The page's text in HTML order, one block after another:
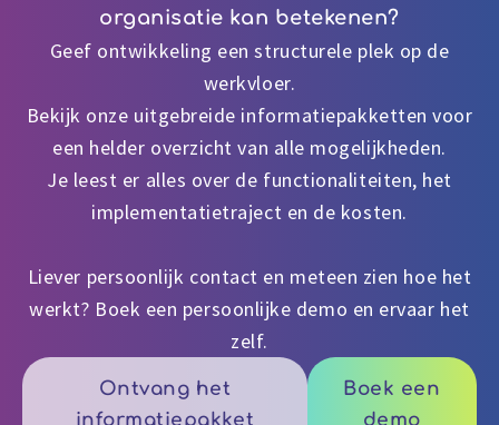
organisatie kan betekenen?
Geef ontwikkeling een structurele plek op de
werkvloer.
Bekijk onze uitgebreide informatiepakketten voor
een helder overzicht van alle mogelijkheden.
Je leest er alles over de functionaliteiten, het
implementatietraject en de kosten.
Liever persoonlijk contact en meteen zien hoe het
werkt? Boek een persoonlijke demo en ervaar het
zelf.
Ontvang het
informatiepakket
Boek een
demo